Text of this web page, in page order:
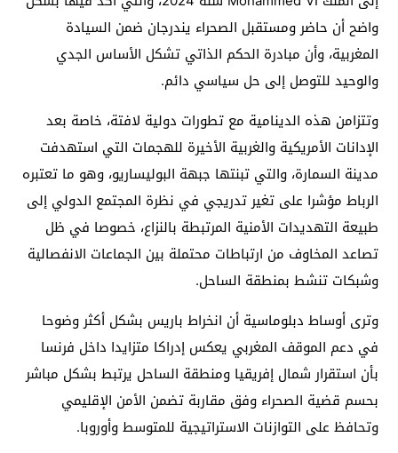
واضح أن حاضر ومستقبل الصحراء يندرجان ضمن السيادة
المغربية، وأن مبادرة الحكم الذاتي تشكل الأساس الجدي
والوحيد للتوصل إلى حل سياسي دائم.
وتتزامن هذه الدينامية مع تطورات دولية لافتة، خاصة بعد
الإدانات الأمريكية والغربية الأخيرة للهجمات التي استهدفت
مدينة السمارة، والتي تبنتها جبهة البوليساريو، وهو ما تعتبره
الرباط مؤشرا على تغير تدريجي في نظرة المجتمع الدولي إلى
طبيعة التهديدات الأمنية المرتبطة بالنزاع، خصوصا في ظل
تصاعد المخاوف من ارتباطات محتملة بين الجماعات الانفصالية
وشبكات تنشط بمنطقة الساحل.
وترى أوساط دبلوماسية أن انخراط باريس بشكل أكثر وضوحا
في دعم الموقف المغربي يعكس إدراكا متزايدا داخل فرنسا
بأن استقرار شمال إفريقيا ومنطقة الساحل يرتبط بشكل مباشر
بحسم قضية الصحراء وفق مقاربة تضمن الأمن الإقليمي
وتحافظ على التوازنات الاستراتيجية للمتوسط وأوروبا.